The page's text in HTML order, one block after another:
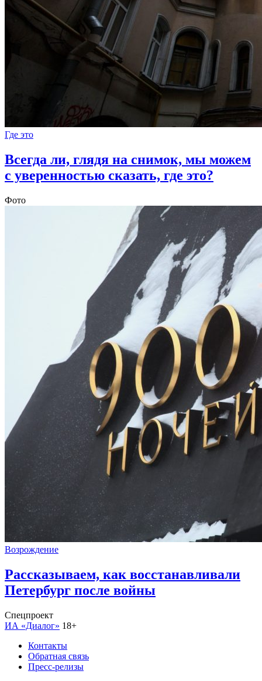
Где это
Всегда ли, глядя на снимок, мы можем
с уверенностью сказать, где это?
Фото
Возрождение
Рассказываем, как восстанавливали
Петербург после войны
Спецпроект
ИА «Диалог» 18+
Контакты
Обратная связь
Пресс-релизы